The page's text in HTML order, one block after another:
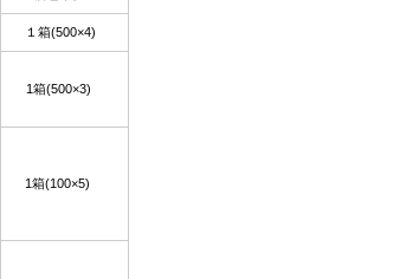
１箱(500×4)
1箱(500×3)
1箱(100×5)